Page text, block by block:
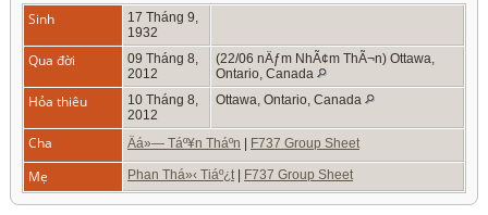
Sinh
17 Tháng 9,
1932
Qua đời
09 Tháng 8,
2012
(22/06 nÄƒm NhÃ¢m ThÃ¬n) Ottawa,
Ontario, Canada
Hỏa thiêu
10 Tháng 8,
2012
Ottawa, Ontario, Canada
Cha Äá»— Táº¥n Tháº­n | F737 Group Sheet
Mẹ Phan Thá»‹ Tiáº¿t| F737 Group Sheet